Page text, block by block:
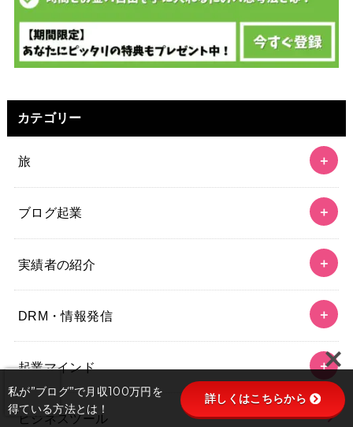
カテゴリー
旅
ブログ起業
実績者の紹介
DRM・情報発信
起業マインド
ビジネスツール
私が”ブログ”で月収100万円を
得ている方法とは！
詳しくはこちらから